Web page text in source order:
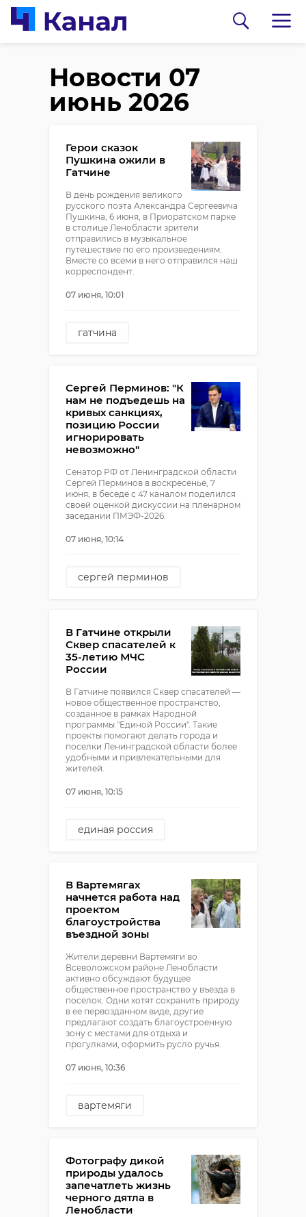
Новости 07
июнь 2026
Герои сказок
Пушкина ожили в
Гатчине
В день рождения великого
русского поэта Александра Сергеевича
Пушкина, 6 июня, в Приоратском парке
в столице Ленобласти зрители
отправились в музыкальное
путешествие по его произведениям.
Вместе со всеми в него отправился наш
корреспондент.
07 июня, 10:01
гатчина
ленинградская
государственная областная
филармония
Сергей Перминов: "К
нам не подъедешь на
кривых санкциях,
позицию России
игнорировать
невозможно"
Сенатор РФ от Ленинградской области
Сергей Перминов в воскресенье, 7
июня, в беседе с 47 каналом поделился
своей оценкой дискуссии на пленарном
заседании ПМЭФ-2026.
07 июня, 10:14
сергей перминов
В Гатчине открыли
Сквер спасателей к
35-летию МЧС
России
В Гатчине появился Сквер спасателей —
новое общественное пространство,
созданное в рамках Народной
программы "Единой России". Такие
проекты помогают делать города и
поселки Ленинградской области более
удобными и привлекательными для
жителей.
07 июня, 10:15
единая россия
В Вартемягах
начнется работа над
проектом
благоустройства
въездной зоны
Жители деревни Вартемяги во
Всеволожском районе Ленобласти
активно обсуждают будущее
общественное пространство у въезда в
поселок. Одни хотят сохранить природу
в ее первозданном виде, другие
предлагают создать благоустроенную
зону с местами для отдыха и
прогулками, оформить русло ручья.
07 июня, 10:36
вартемяги
Фотографу дикой
природы удалось
запечатлеть жизнь
черного дятла в
Ленобласти